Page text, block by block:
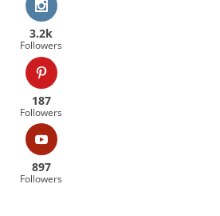
3.2k
Followers
187
Followers
897
Followers